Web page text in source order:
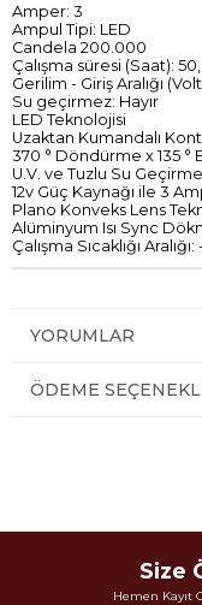
Amper: 3
Ampul Tipi: LED
Candela 200.000
Çalışma süresi (Saat):
Gerilim - Giriş Aralığı (Volt
Su geçirmez: Hayır
LED Teknolojisi
Uzaktan Kumandalı
370 ° Döndürme x 135 °
U.V. ve Tuzlu Su
12v Güç Kaynağı ile 3
Plano Konveks Lens
Alüminyum Isı Sync
Çalışma Sıcaklığı Aralığı:
YORUMLAR
ÖDEME
Size
Hemen Kayıt